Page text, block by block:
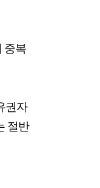
중복
권자
절반